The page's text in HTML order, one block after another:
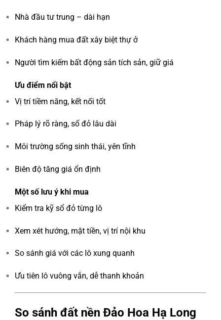
Nhà đầu tư trung – dài hạn
Khách hàng mua đất xây biệt thự ở
Người tìm kiếm bất động sản tích sản, giữ giá
Ưu điểm nổi bật
Vị trí tiềm năng, kết nối tốt
Pháp lý rõ ràng, sổ đỏ lâu dài
Môi trường sống sinh thái, yên tĩnh
Biên độ tăng giá ổn định
Một số lưu ý khi mua
Kiểm tra kỹ sổ đỏ từng lô
Xem xét hướng, mặt tiền, vị trí nội khu
So sánh giá với các lô xung quanh
Ưu tiên lô vuông vắn, dễ thanh khoản
So sánh đất nền Đảo Hoa Hạ Long